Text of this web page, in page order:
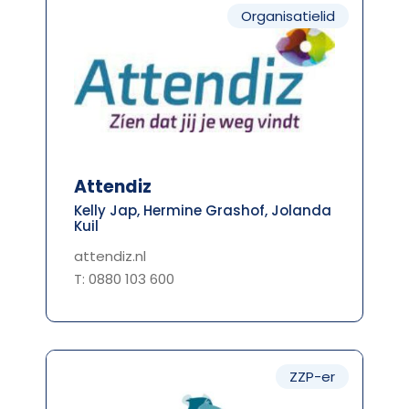
Organisatielid
Attendiz
Kelly Jap, Hermine Grashof, Jolanda
Kuil
attendiz.nl
T: 0880 103 600
ZZP-er